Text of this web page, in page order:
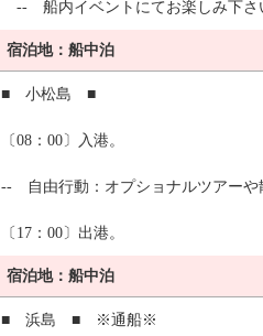
-- 船内イベントにてお楽しみ下
宿泊地：船中泊
■ 小松島 ■
〔08：00〕入港。
-- 自由行動：オプショナルツアー
〔17：00〕出港。
宿泊地：船中泊
■ 浜島 ■ ※通船※